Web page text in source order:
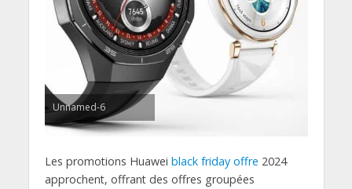
Unnamed-6
Les promotions Huawei black friday offre 2024
approchent, offrant des offres groupées